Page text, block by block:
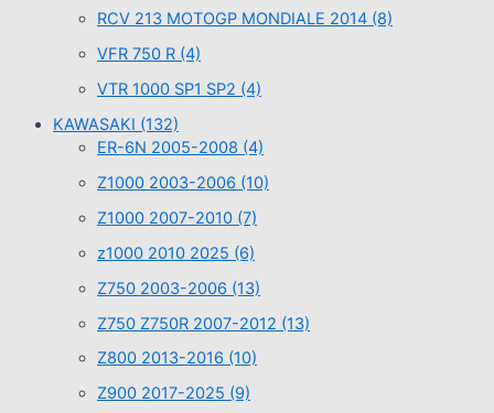
RCV 213 MOTOGP MONDIALE 2014 (8)
VFR 750 R (4)
VTR 1000 SP1 SP2 (4)
KAWASAKI (132)
ER-6N 2005-2008 (4)
Z1000 2003-2006 (10)
Z1000 2007-2010 (7)
z1000 2010 2025 (6)
Z750 2003-2006 (13)
Z750 Z750R 2007-2012 (13)
Z800 2013-2016 (10)
Z900 2017-2025 (9)